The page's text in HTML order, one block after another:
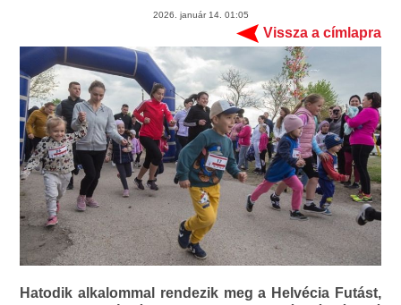
2026. január 14. 01:05
Vissza a címlapra
Hatodik alkalommal rendezik meg a Helvécia Futást,